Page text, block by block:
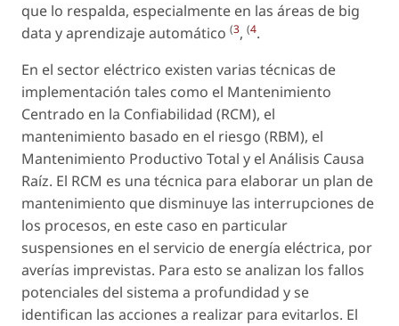
que lo respalda, especialmente en las áreas de big
data y aprendizaje automático (3, (4.
En el sector eléctrico existen varias técnicas de
implementación tales como el Mantenimiento
Centrado en la Confiabilidad (RCM), el
mantenimiento basado en el riesgo (RBM), el
Mantenimiento Productivo Total y el Análisis Causa
Raíz. El RCM es una técnica para elaborar un plan de
mantenimiento que disminuye las interrupciones de
los procesos, en este caso en particular
suspensiones en el servicio de energía eléctrica, por
averías imprevistas. Para esto se analizan los fallos
potenciales del sistema a profundidad y se
identifican las acciones a realizar para evitarlos. El